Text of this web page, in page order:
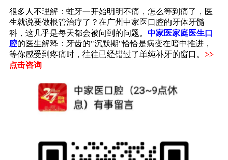
很多人不理解：蛀牙一开始明明不痛，怎么等到痛了，医
生就说要做根管治疗了？在广州中家医口腔的牙体牙髓
科，这几乎是每天都会被问到的问题。 中家医家庭医生口
腔的医生解释：牙齿的"沉默期"恰恰是病变在暗中推进，
等你感受到疼痛时，往往已经错过了单纯补牙的窗口。 >>
点击咨询